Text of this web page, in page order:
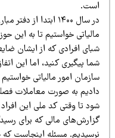
در سال ۱۴۰۰ ابتدا از دفتر
خواستیم تا به این حوزه
افرادی که از ایشان ضایعات
پیگیری کنید، اما این اتفاق
امور مالیاتی خواستیم تا
به صورت معاملات فصلی،
تا وقتی کد ملی این افراد را
مالی که برای رسیدگی
مسئله اینجاست که حجم